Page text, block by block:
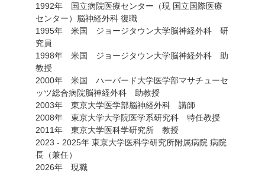
1992年 国立病院医療センター（現 国立国際医療
センター）脳神経外科 復職
1995年 米国 ジョージタウン大学脳神経外科 研
究員
1998年 米国 ジョージタウン大学脳神経外科 助
教授
2000年 米国 ハーバード大学医学部マサチューセ
ッツ総合病院脳神経外科 助教授
2003年 東京大学医学部脳神経外科 講師
2008年 東京大学大学院医学系研究科 特任教授
2011年 東京大学医科学研究所 教授
2023 - 2025年 東京大学医科学研究所附属病院 病院
長（兼任）
2026年 現職